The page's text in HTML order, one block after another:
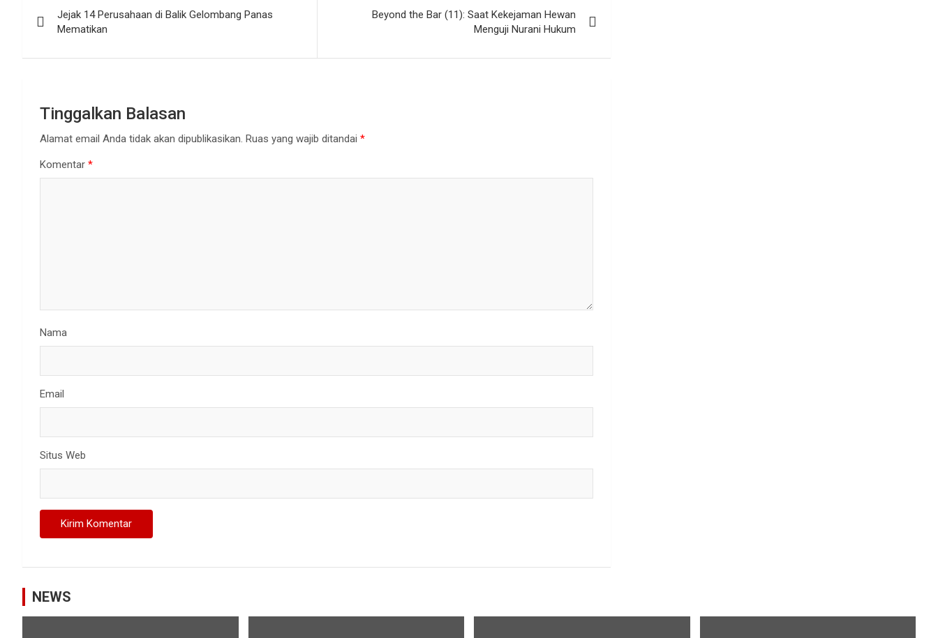
pos
Jejak 14 Perusahaan di Balik Gelombang Panas
Mematikan
Beyond the Bar (11): Saat Kekejaman Hewan
Menguji Nurani Hukum
Tinggalkan Balasan
Alamat email Anda tidak akan dipublikasikan. Ruas yang wajib ditandai *
Komentar *
Nama
Email
Situs Web
NEWS